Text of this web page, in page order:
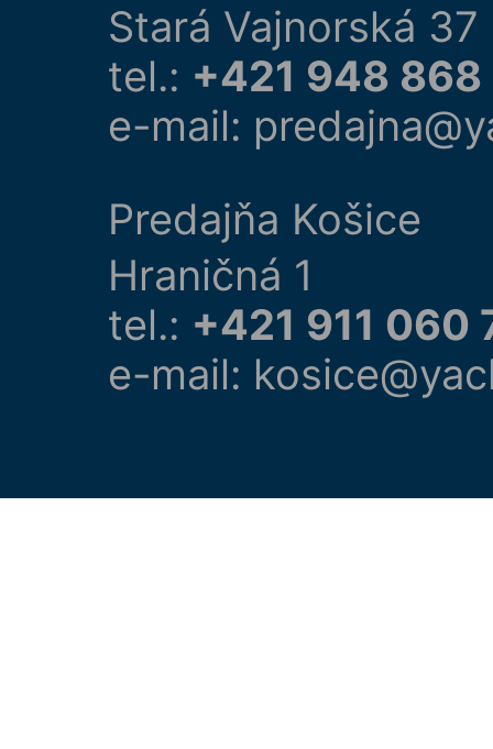
Stará Vajnorská 37
tel.: +421 948
e-mail:
Predajňa Košice
Hraničná 1
tel.: +421 911 060
e-mail: